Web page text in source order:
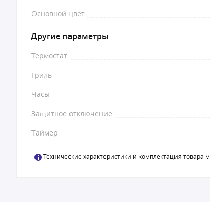
Основной цвет
Другие параметры
Термостат
Гриль
Часы
Защитное отключение
Таймер
Технические характеристики и комплектация